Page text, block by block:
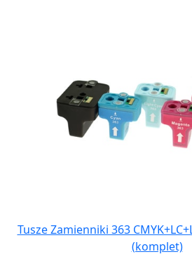
Tusze Zamienniki 363
(komplet)